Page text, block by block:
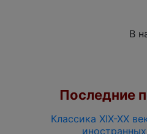
В
Последние
Классика XIX-XX